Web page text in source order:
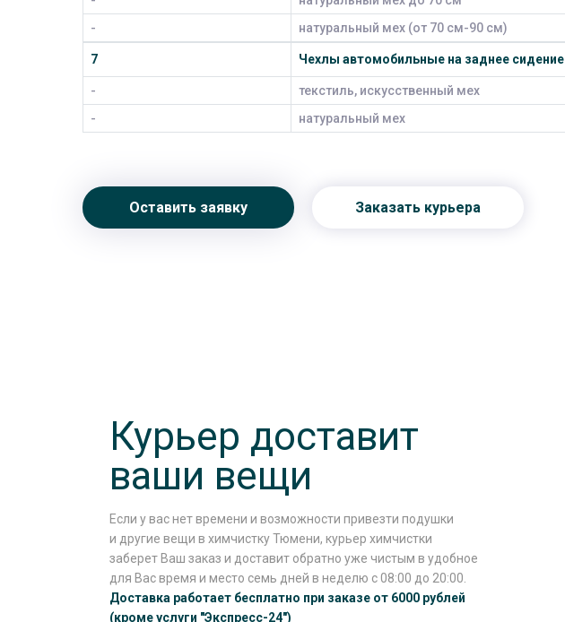
-
натуральный мех (от 70 см-90 см)
7 Чехлы автомобильные на заднее сидение
- текстиль, искусственный мех
-
натуральный мех
Оставить заявку Заказать курьера
Курьер доставит
ваши вещи
Если у вас нет времени и возможности привезти подушки
и другие вещи в химчистку Тюмени, курьер химчистки
заберет Ваш заказ и доставит обратно уже чистым в удобное
для Вас время и место семь дней в неделю с 08:00 до 20:00.
Доставка работает бесплатно при заказе от 6000 рублей
(кроме услуги "Экспресс-24")